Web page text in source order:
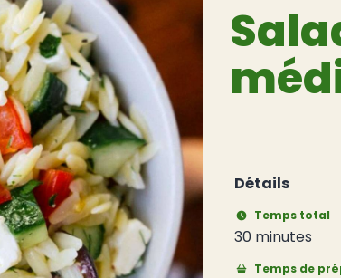
Détails
Temps total
30 minutes
Temps de